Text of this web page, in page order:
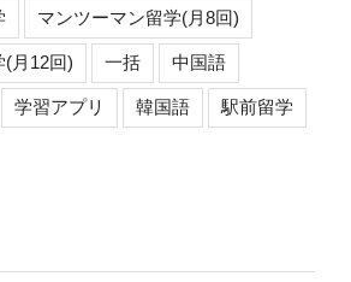
マンツーマン留学(月8回)
(月12回) 一括 中国語
学習アプリ 韓国語 駅前留学